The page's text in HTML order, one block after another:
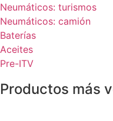
Neumáticos: turismos
Neumáticos: camión
Baterías
Aceites
Pre-ITV
Productos más